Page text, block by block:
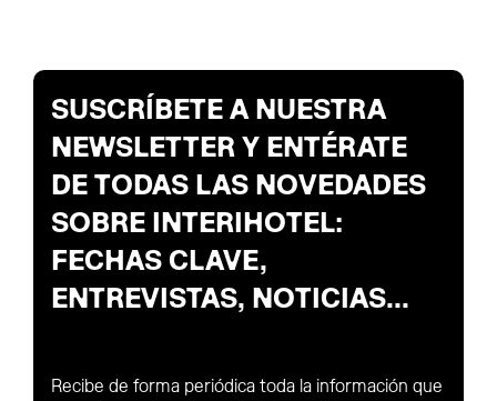
SUSCRÍBETE A NUESTRA
NEWSLETTER Y ENTÉRATE
DE TODAS LAS NOVEDADES
SOBRE INTERIHOTEL:
FECHAS CLAVE,
ENTREVISTAS, NOTICIAS...
Recibe de forma periódica toda la información que